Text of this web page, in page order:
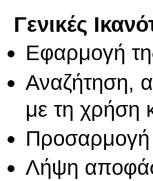
Γενικές
Εφαρμογή
Αναζήτηση,
με τη χρήση
Προσαρμογή
Λήψη